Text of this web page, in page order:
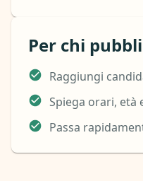
Per chi
Raggiungi
Spiega orari, età
Passa